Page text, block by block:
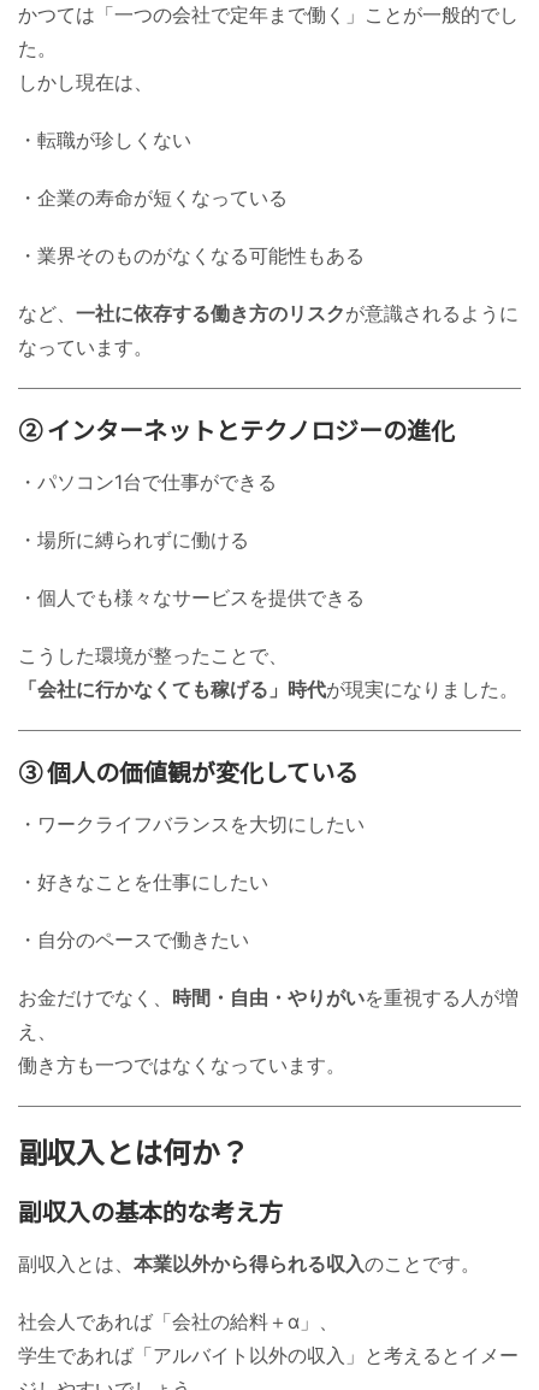
かつては「一つの会社で定年まで働く」ことが一般的でし
た。
しかし現在は、
・転職が珍しくない
・企業の寿命が短くなっている
・業界そのものがなくなる可能性もある
など、 一社に依存する働き方のリスクが意識されるように
なっています。
② インターネットとテクノロジーの進化
・パソコン1台で仕事ができる
・場所に縛られずに働ける
・個人でも様々なサービスを提供できる
こうした環境が整ったことで、
「会社に行かなくても稼げる」時代が現実になりました。
③ 個人の価値観が変化している
・ワークライフバランスを大切にしたい
・好きなことを仕事にしたい
・自分のペースで働きたい
お金だけでなく、 時間・自由・やりがいを重視する人が増
え、
働き方も一つではなくなっています。
副収入とは何か？
副収入の基本的な考え方
副収入とは、 本業以外から得られる収入のことです。
社会人であれば「会社の給料＋α」、
学生であれば「アルバイト以外の収入」と考えるとイメー